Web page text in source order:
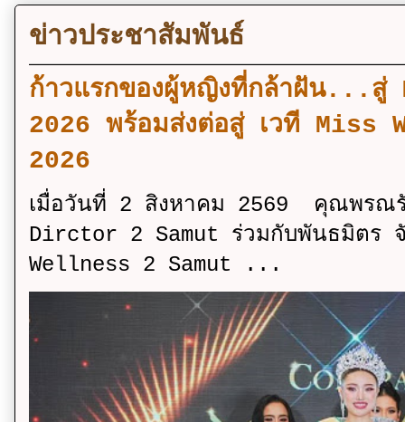
ข่าวประชาสัมพันธ์
ก้าวแรกของผู้หญิงที่กล้าฝัน...
2026 พร้อมส่งต่อสู่ เวที
2026
เมื่อวันที่ 2 สิงหาคม 2569 คุณพร
Dirctor 2 Samut ร่วมกับพันธมิตร จั
Wellness 2 Samut ...